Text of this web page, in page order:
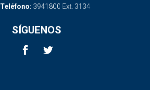
Teléfono: 3941800 Ext. 3134
SÍGUENOS